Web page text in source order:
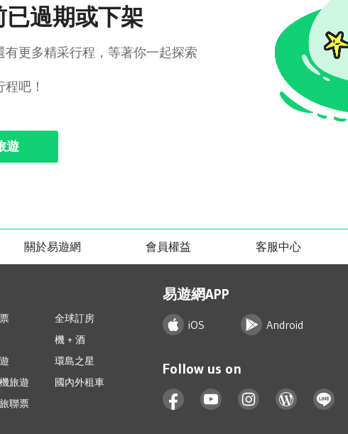
已過期或下架
有更多精采行程，等著你一起探索
吧！
遊
關於易遊網 會員權益 客服中心
全球訂房
機 + 酒
環島之星
旅遊
國內外租車
聯票
易遊網APP
iOS Android
Follow us on